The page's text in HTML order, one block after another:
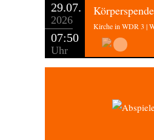
29.07.
2026
07:50
Uhr
Körperspende
Kirche in WDR 3 |